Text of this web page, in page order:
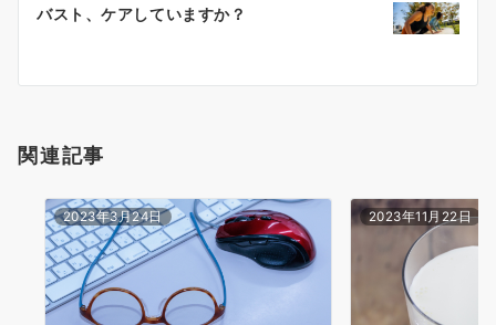
ン
バスト、ケアしていますか？
関連記事
2023年3月24日 2023年11月22日